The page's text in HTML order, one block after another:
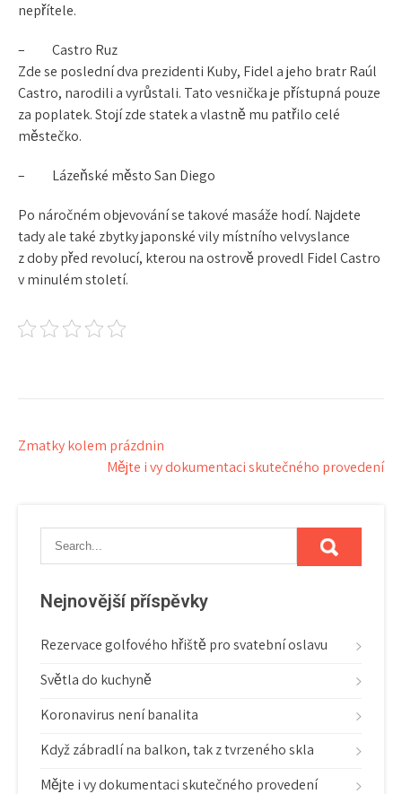
nepřítele.
– Castro Ruz
Zde se poslední dva prezidenti Kuby, Fidel a jeho bratr Raúl
Castro, narodili a vyrůstali. Tato vesnička je přístupná pouze
za poplatek. Stojí zde statek a vlastně mu patřilo celé
městečko.
– Lázeňské město San Diego
Po náročném objevování se takové masáže hodí. Najdete
tady ale také zbytky japonské vily místního velvyslance
z doby před revolucí, kterou na ostrově provedl Fidel Castro
v minulém století.
Navigace
Zmatky kolem prázdnin
Mějte i vy dokumentaci skutečného provedení
Nejnovější příspěvky
Rezervace golfového hřiště pro svatební oslavu
Světla do kuchyně
Koronavirus není banalita
Když zábradlí na balkon, tak z tvrzeného skla
Mějte i vy dokumentaci skutečného provedení